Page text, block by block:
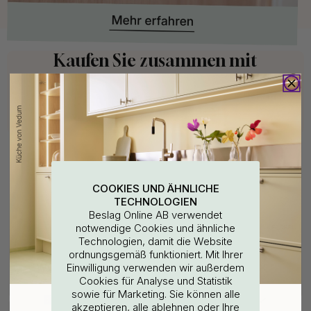
Kaufen Sie zusammen mit
Bohrschablone für
Möbelgriffe & Möbelknöpfe
6
Möbelknopf Helix Stripe -
20mm - Dunkelbronze
13 €
Auf Lager
COOKIES UND ÄHNLICHE
TECHNOLOGIEN
Beslag Online AB verwendet
notwendige Cookies und ähnliche
Technologien, damit die Website
ordnungsgemäß funktioniert. Mit Ihrer
Einwilligung verwenden wir außerdem
Cookies für Analyse und Statistik
sowie für Marketing. Sie können alle
akzeptieren, alle ablehnen oder Ihre
WOULD YOU RATHER VISIT?
EU
25% Rabatt auf deinen